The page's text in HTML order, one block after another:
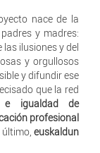
nace de la
y madres:
las ilusiones y del
y orgullosos
y difundir ese
que la red
e igualdad de
profesional
euskaldun